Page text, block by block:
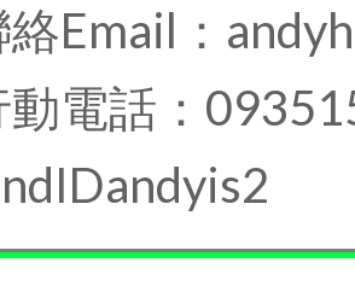
Email：
動電話：